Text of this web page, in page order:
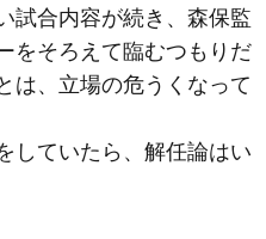
試合内容が続き、森保監
をそろえて臨むつもりだ
は、立場の危うくなって
していたら、解任論はい